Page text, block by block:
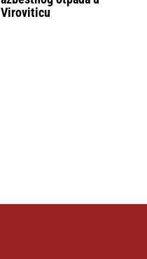
Viroviticu